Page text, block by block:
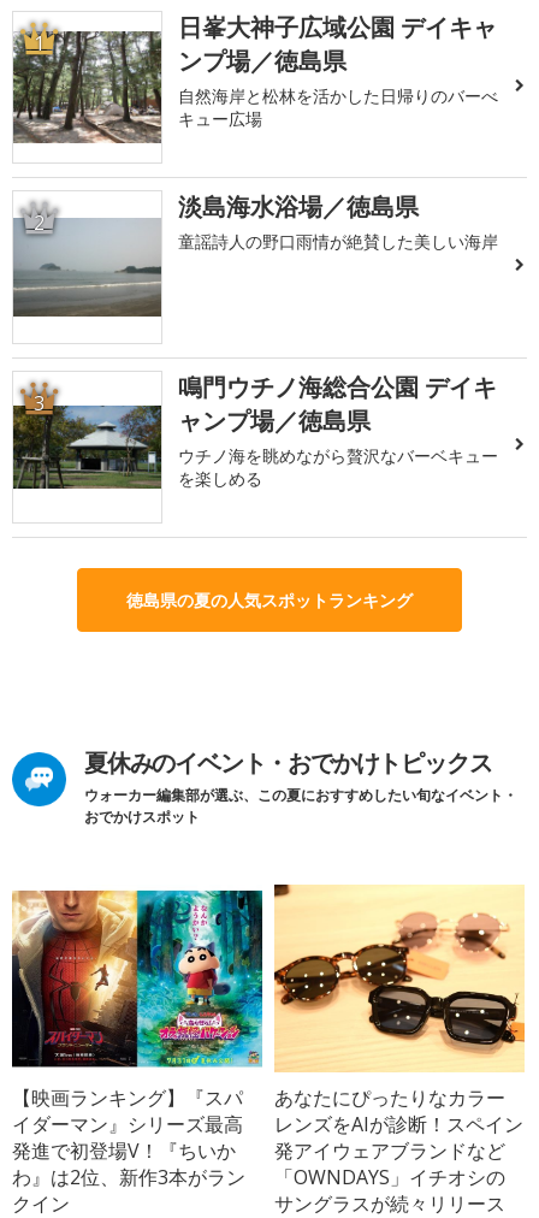
1
日峯大神子広域公園 デイキャ
ンプ場／徳島県
自然海岸と松林を活かした日帰りのバーべ
キュー広場
2 淡島海水浴場／徳島県
童謡詩人の野口雨情が絶賛した美しい海岸
3
鳴門ウチノ海総合公園 デイキ
ャンプ場／徳島県
ウチノ海を眺めながら贅沢なバーベキュー
を楽しめる
徳島県の夏の人気スポットランキング
夏休みのイベント・おでかけトピックス
ウォーカー編集部が選ぶ、この夏におすすめしたい旬なイベント・
おでかけスポット
【映画ランキング】『スパ
イダーマン』シリーズ最高
発進で初登場V！『ちいか
わ』は2位、新作3本がラン
クイン
あなたにぴったりなカラー
レンズをAIが診断！スペイン
発アイウェアブランドなど
「OWNDAYS」イチオシの
サングラスが続々リリース